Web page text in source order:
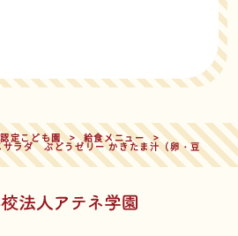
定こども園 > 給食メニュー >
ラダ ぶどうゼリー かきたま汁（卵・豆